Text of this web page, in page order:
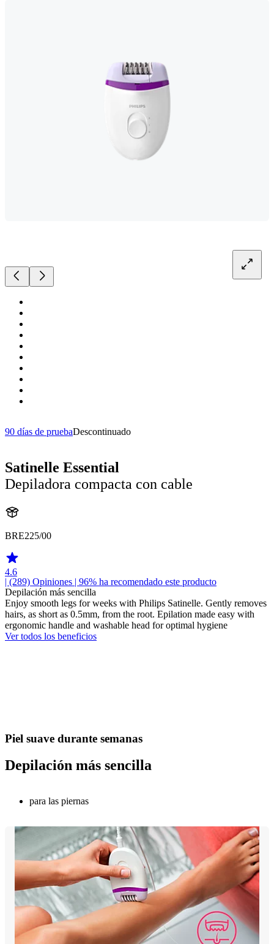
90 días de pruebaDescontinuado
Satinelle Essential
Depiladora compacta con cable
BRE225/00
4.6
| (289) Opiniones | 96% ha recomendado este producto
Depilación más sencilla
Enjoy smooth legs for weeks with Philips Satinelle. Gently removes
hairs, as short as 0.5mm, from the root. Epilation made easy with
ergonomic handle and washable head for optimal hygiene
Ver todos los beneficios
Piel suave durante semanas
Depilación más sencilla
para las piernas